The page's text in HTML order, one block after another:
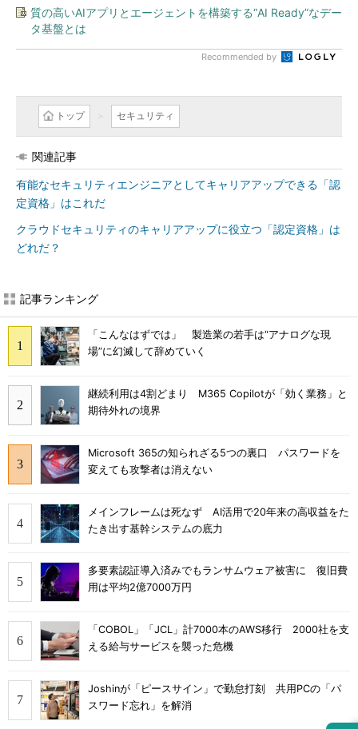
質の高いAIアプリとエージェントを構築する“AI Ready”なデー
タ基盤とは
Recommended by
トップ セキュリティ
関連記事
有能なセキュリティエンジニアとしてキャリアアップできる「認
定資格」はこれだ
クラウドセキュリティのキャリアアップに役立つ「認定資格」は
どれだ？
記事ランキング
「こんなはずでは」 製造業の若手は“アナログな現
場”に幻滅して辞めていく
継続利用は4割どまり M365 Copilotが「効く業務」と
期待外れの境界
Microsoft 365の知られざる5つの裏口 パスワードを
変えても攻撃者は消えない
メインフレームは死なず AI活用で20年来の高収益をた
たき出す基幹システムの底力
多要素認証導入済みでもランサムウェア被害に 復旧費
用は平均2億7000万円
「COBOL」「JCL」計7000本のAWS移行 2000社を支
える給与サービスを襲った危機
Joshinが「ピースサイン」で勤怠打刻 共用PCの「パ
スワード忘れ」を解消